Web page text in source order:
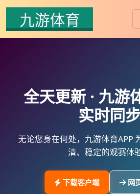
全天更新 · 九游
实时同
无论您身在何处， 九游体育APP
清、稳定的观赛体
下载客户端 网